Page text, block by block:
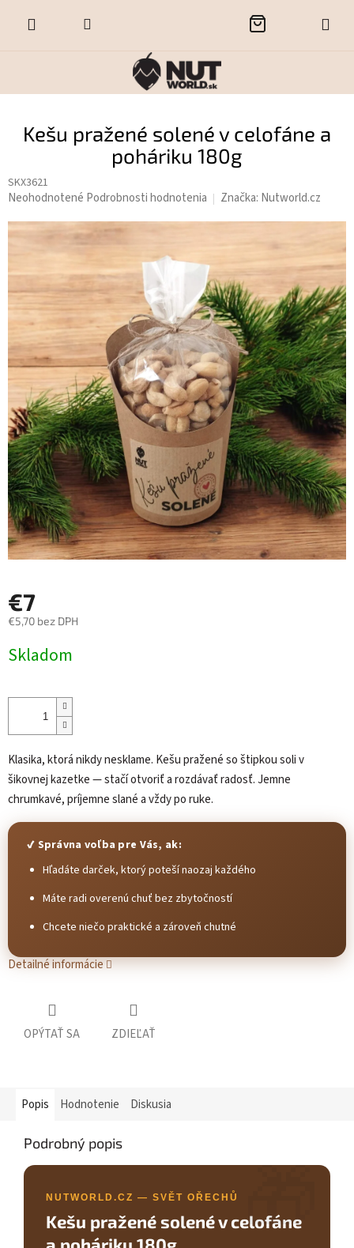
NÁKUPNÝ
Kešu pražené solené v celofáne a
poháriku 180g
SKX3621
Priemerné
produktu
z
5
hviezdičiek.
Neohodnotené Podrobnosti hodnotenia Značka: Nutworld.cz
€7
€5,70 bez DPH
cena:
Skladom
Klasika, ktorá nikdy nesklame. Kešu pražené so štipkou soli v
šikovnej kazetke — stačí otvoriť a rozdávať radosť. Jemne
chrumkavé, príjemne slané a vždy po ruke.
✔ Správna voľba pre Vás, ak:
Hľadáte darček, ktorý poteší naozaj každého
Máte radi overenú chuť bez zbytočností
Chcete niečo praktické a zároveň chutné
Detailné informácie
OPÝTAŤ SA ZDIEĽAŤ
Popis Hodnotenie Diskusia
Podrobný popis
🎁
NUTWORLD.CZ — SVĚT OŘECHŮ
Kešu pražené solené v celofáne